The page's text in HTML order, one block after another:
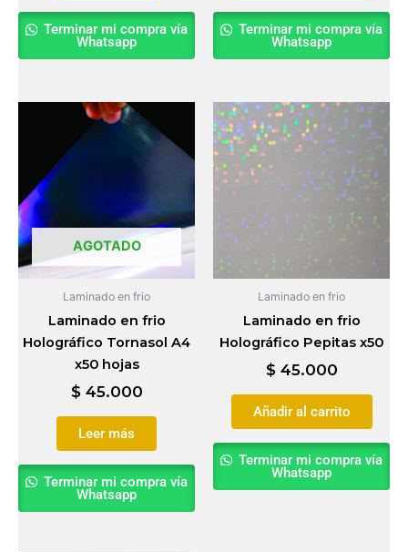
Terminar mi compra vía
Whatsapp
Terminar mi compra vía
Whatsapp
AGOTADO
Laminado en frio
Laminado en frio
Holográfico Tornasol A4
x50 hojas
$45.000
Leer más
Terminar mi compra vía
Whatsapp
Laminado en frio
Laminado en frio
Holográfico Pepitas x50
$45.000
Añadir al carrito
Terminar mi compra vía
Whatsapp